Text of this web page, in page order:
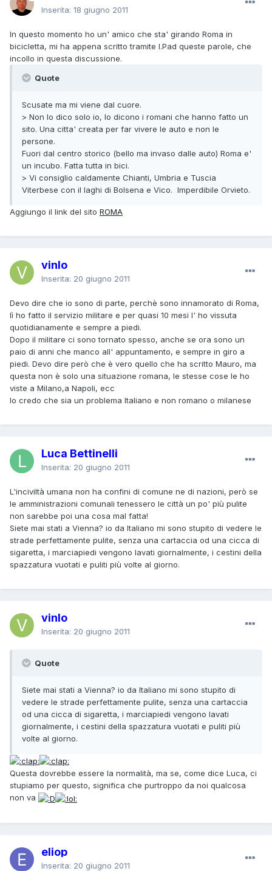
Inserita: 18 giugno 2011
In questo momento ho un' amico che sta' girando Roma in
bicicletta, mi ha appena scritto tramite I.Pad queste parole, che
incollo in questa discussione.
Quote
Scusate ma mi viene dal cuore.
> Non lo dico solo io, lo dicono i romani che hanno fatto un
sito. Una citta' creata per far vivere le auto e non le
persone.
Fuori dal centro storico (bello ma invaso dalle auto) Roma e'
un incubo. Fatta tutta in bici.
> Vi consiglio caldamente Chianti, Umbria e Tuscia
Viterbese con il laghi di Bolsena e Vico. Imperdibile Orvieto.
Aggiungo il link del sito ROMA
vinlo
Inserita: 20 giugno 2011
Devo dire che io sono di parte, perchè sono innamorato di Roma,
lì ho fatto il servizio militare e per quasi 10 mesi l' ho vissuta
quotidianamente e sempre a piedi.
Dopo il militare ci sono tornato spesso, anche se ora sono un
paio di anni che manco all' appuntamento, e sempre in giro a
piedi. Devo dire però che è vero quello che ha scritto Mauro, ma
questa non è solo una situazione romana, le stesse cose le ho
viste a Milano,a Napoli, ecc
Io credo che sia un problema Italiano e non romano o milanese
Luca Bettinelli
Inserita: 20 giugno 2011
L'inciviltà umana non ha confini di comune ne di nazioni, però se
le amministrazioni comunali tenessero le città un po' più pulite
non sarebbe poi una cosa mal fatta!
Siete mai stati a Vienna? io da Italiano mi sono stupito di vedere le
strade perfettamente pulite, senza una cartaccia od una cicca di
sigaretta, i marciapiedi vengono lavati giornalmente, i cestini della
spazzatura vuotati e puliti più volte al giorno.
vinlo
Inserita: 20 giugno 2011
Quote
Siete mai stati a Vienna? io da Italiano mi sono stupito di
vedere le strade perfettamente pulite, senza una cartaccia
od una cicca di sigaretta, i marciapiedi vengono lavati
giornalmente, i cestini della spazzatura vuotati e puliti più
volte al giorno.
Questa dovrebbe essere la normalità, ma se, come dice Luca, ci
stupiamo per questo, significa che purtroppo da noi qualcosa
non va
eliop
Inserita: 20 giugno 2011